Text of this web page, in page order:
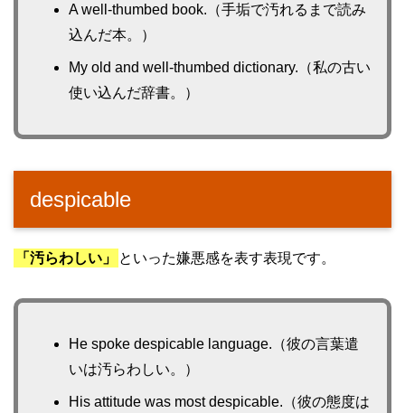
A well-thumbed book.（手垢で汚れるまで読み
込んだ本。）
My old and well-thumbed dictionary.（私の古い
使い込んだ辞書。）
despicable
「汚らわしい」 といった嫌悪感を表す表現です。
He spoke despicable language.（彼の言葉遣
いは汚らわしい。）
His attitude was most despicable.（彼の態度は